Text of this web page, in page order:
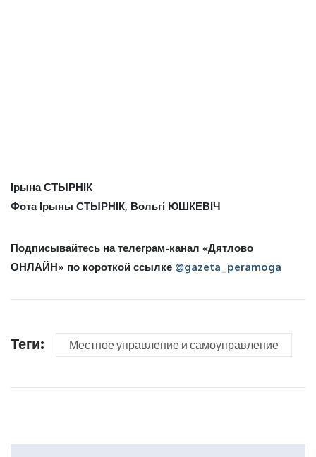
Ірына СТЫРНІК
Фота Ірыны СТЫРНІК, Вольгі ЮШКЕВІЧ
Подписывайтесь на телеграм-канал «Дятлово
ОНЛАЙН» по короткой ссылке @gazeta_peramoga
Теги: Местное управление и самоуправление